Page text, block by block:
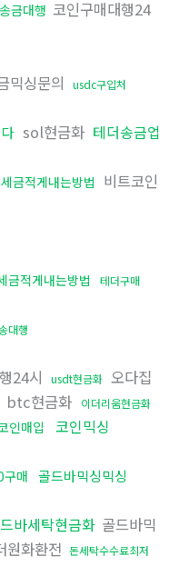
금대행 코인구매대행24
믹싱문의 usdc구입처
sol현금화 테더송금업
세금적게내는방법 비트코인
금적게내는방법
테더구매
대행
24시 usdt현금화 오다집
btc현금화 이더리움현금화
인매입
코인믹싱
매 골드바믹싱믹싱
바세탁현금화 골드바믹
원화환전 돈세탁수수료최저